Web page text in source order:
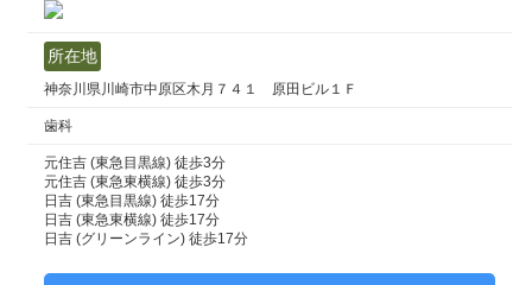
所在地
神奈川県川崎市中原区木月７４１ 原田ビル１Ｆ
歯科
元住吉 (東急目黒線) 徒歩3分
元住吉 (東急東横線) 徒歩3分
日吉 (東急目黒線) 徒歩17分
日吉 (東急東横線) 徒歩17分
日吉 (グリーンライン) 徒歩17分